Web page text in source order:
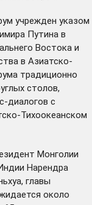
учрежден указом
Путина в
Востока и
в Азиатско-
традиционно
столов,
диалогов с
Тихоокеанском
Монголии
Нарендра
главы
около